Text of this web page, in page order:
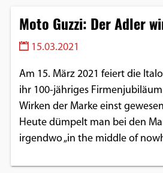
Moto Guzzi: Der Adler
15.03.2021
Am 15. März 2021 feiert die
ihr 100-jähriges
Wirken der Marke einst
Heute dümpelt man bei den
irgendwo „in the middle of